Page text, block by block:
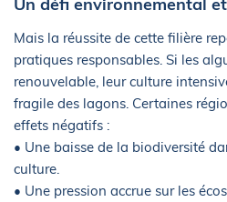
Mais la réussite de cette filière
pratiques responsables. Si les
renouvelable, leur culture
fragile des lagons. Certaines
effets négatifs :
• Une baisse de la biodiversité
culture.
• Une pression accrue sur les